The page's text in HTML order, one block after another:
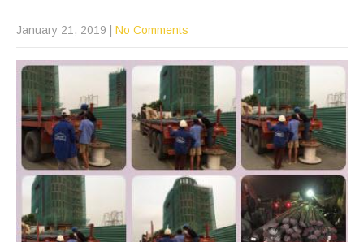
January 21, 2019 No Comments